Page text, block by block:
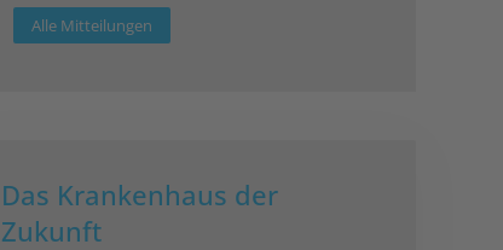
Alle Mitteilungen
Das Krankenhaus der
Zukunft